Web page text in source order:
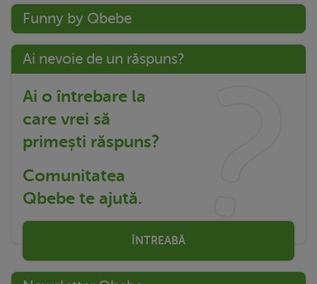
Funny by Qbebe
Ai nevoie de un răspuns?
Ai o întrebare la
care vrei să
primești răspuns?
Comunitatea
Qbebe te ajută.
ÎNTREABĂ